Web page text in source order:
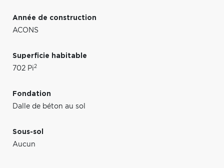
Année de construction
ACONS
Superficie habitable
702 Pi2
Fondation
Dalle de béton au sol
Sous-sol
Aucun